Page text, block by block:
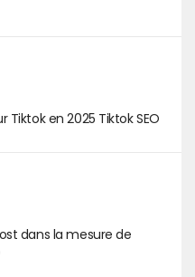
en 2025 Tiktok SEO
dans la mesure de